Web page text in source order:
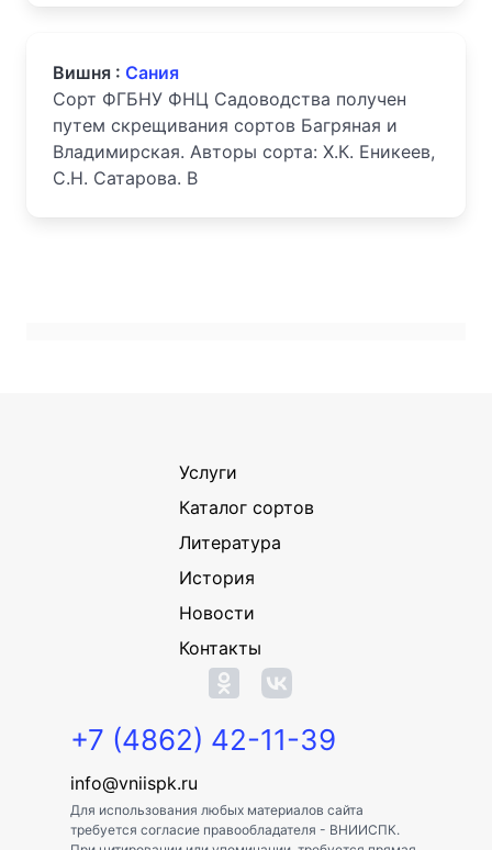
Вишня : Сания
Сорт ФГБНУ ФНЦ Садоводства получен
путем скрещивания сортов Багряная и
Владимирская. Авторы сорта: Х.К. Еникеев,
С.Н. Сатарова. В
Услуги
Каталог сортов
Литература
История
Новости
Контакты
+7 (4862) 42-11-39
info@vniispk.ru
Для использования любых материалов сайта
требуется согласие правообладателя - ВНИИСПК.